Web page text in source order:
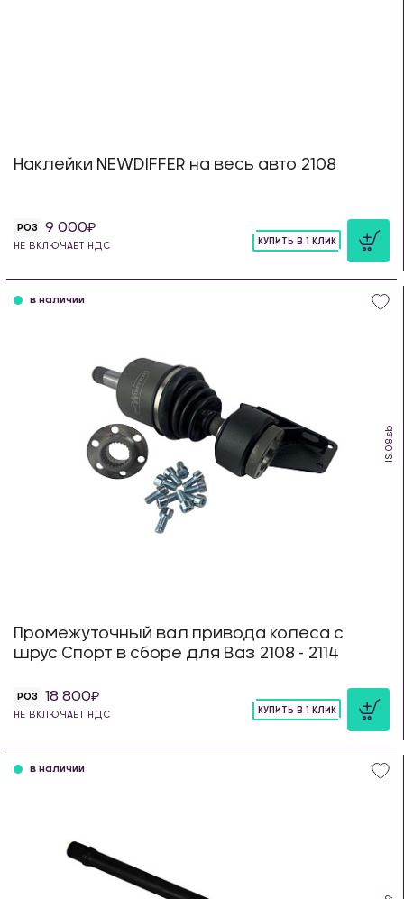
Наклейки NEWDIFFER на весь авто 2108
РОЗ 9 000
НЕ ВКЛЮЧАЕТ НДС
КУПИТЬ В 1 КЛИК
IS.08.sb
в наличии
Промежуточный вал привода колеса с
шрус Спорт в сборе для Ваз 2108 - 2114
РОЗ 18 800
НЕ ВКЛЮЧАЕТ НДС
КУПИТЬ В 1 КЛИК
в наличии